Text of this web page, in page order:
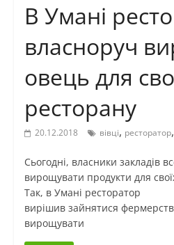
В Умані
власноруч
овець для
ресторану
20.12.2018 вівці, ресторатор,
Сьогодні, власники закладів
вирощувати продукти для
Так, в Умані ресторатор
вирішив зайнятися
вирощувати